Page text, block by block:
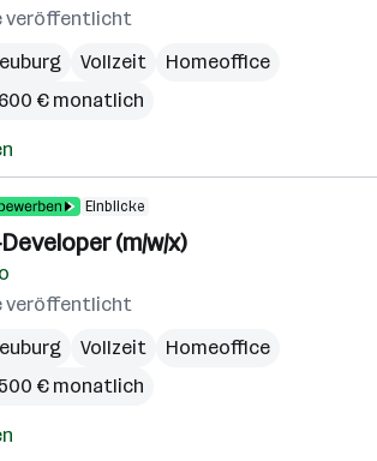
veröffentlicht
Vollzeit
Homeoffice
€ monatlich
Einblicke
(m/w/x)
veröffentlicht
Vollzeit
Homeoffice
€ monatlich